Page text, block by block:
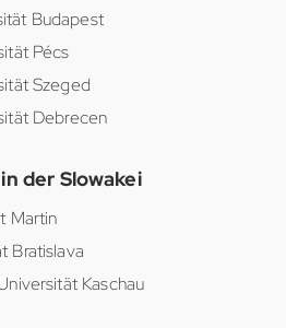
Budapest
Pécs
Szeged
Debrecen
der Slowakei
Martin
Bratislava
Kaschau